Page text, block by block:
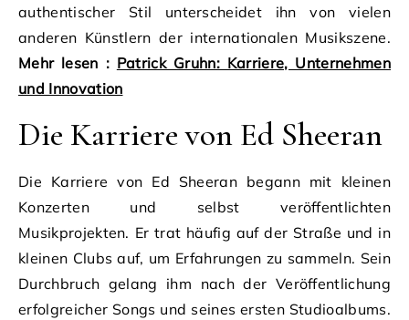
authentischer Stil unterscheidet ihn von vielen
anderen Künstlern der internationalen Musikszene.
Mehr lesen : Patrick Gruhn: Karriere, Unternehmen
und Innovation
Die Karriere von Ed Sheeran
Die Karriere von Ed Sheeran begann mit kleinen
Konzerten und selbst veröffentlichten
Musikprojekten. Er trat häufig auf der Straße und in
kleinen Clubs auf, um Erfahrungen zu sammeln. Sein
Durchbruch gelang ihm nach der Veröffentlichung
erfolgreicher Songs und seines ersten Studioalbums.